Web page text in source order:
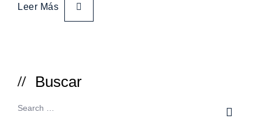
Leer Más
Buscar